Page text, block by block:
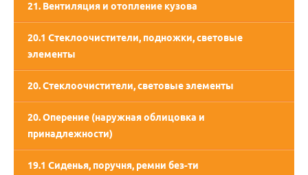
21. Вентиляция и отопление кузова
20.1 Стеклоочистители, подножки, световые
элементы
20. Стеклоочистители, световые элементы
20. Оперение (наружная облицовка и
принадлежности)
19.1 Сиденья, поручня, ремни без-ти